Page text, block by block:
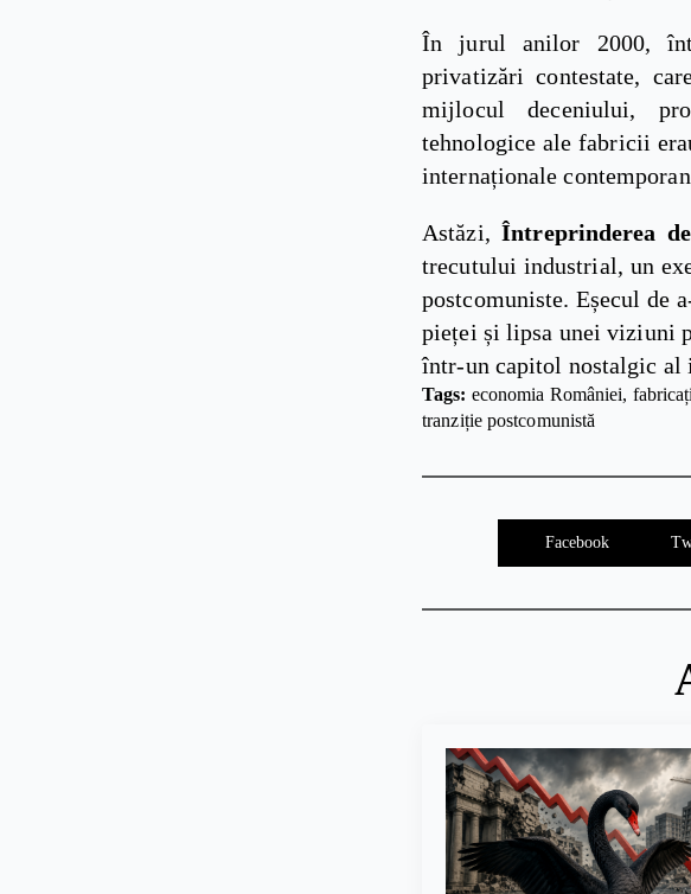
În jurul anilor 2000,
privatizări contestate,
mijlocul deceniului,
tehnologice ale fabricii
internaționale
Astăzi,Întreprinderea
trecutului industrial, un
postcomuniste. Eșecul de
pieței și lipsa unei viziuni
într-un capitol nostalgic al
Tags: economia României
tranziție postcomunistă
Facebook